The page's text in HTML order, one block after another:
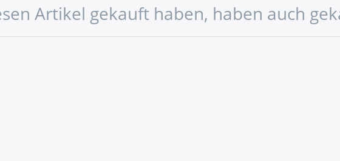
Artikel gekauft haben, haben auch